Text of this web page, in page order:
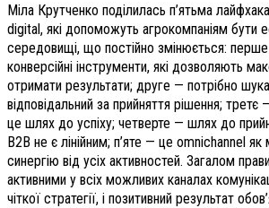
Міла Крутченко поділилась п’ятьма
digital, які допоможуть агрокомпаніям бути
середовищі, що постійно змінюється:
конверсійні інструменти, які дозволяють
отримати результати; друге — потрібно
відповідальний за прийняття рішення;
це шлях до успіху; четверте — шлях до
В2В не є лінійним; п’яте — це omnichannel
синергію від усіх активностей. Загалом
активними у всіх можливих каналах
чіткої стратегії, і позитивний результат